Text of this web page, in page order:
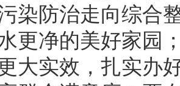
染防治走向综合
更净的美好家园
大实效，扎实办